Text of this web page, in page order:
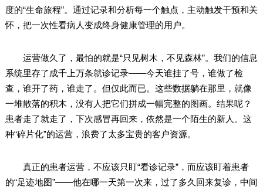
度的“生命旅程”。通过记录和分析每一个触点，主动触发干预和关
怀，把一次性看病人变成终身健康管理的用户。
运营做久了，最怕的就是“只见树木，不见森林”。我们的信息
系统里存了成千上万条就诊记录——今天谁挂了号，谁做了检
查，谁开了药，谁走了。但仅此而已。这些数据躺在那里，就像
一堆散落的积木，没有人把它们拼成一幅完整的图画。结果呢？
患者走了就走了，下次感冒再回来，依然是一个陌生的新人。这
种“碎片化”的运营，浪费了太多宝贵的客户资源。
真正的患者运营，不应该只盯“看诊记录”，而应该盯着患者
的“足迹地图”——他在哪一天第一次来，过了多久回来复诊，中间